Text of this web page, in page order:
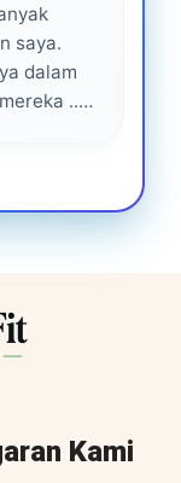
saya.
dalam
...
Kami